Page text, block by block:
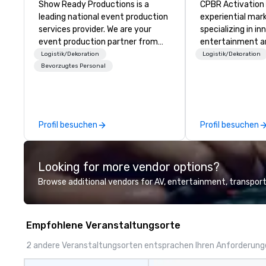
Show Ready Productions is a
leading national event production
services provider. We are your
event production partner from
start to finish. Our team is
dedicated to making sure we
Logistik/Dekoration
Bevorzugtes Personal
Profil besuchen
CPBR Activation
experiential
specializing in
entertainment
brand
From concept to
team thrives on
challenges and
staying ahead
engagement
experiences,
brand moments.
celebration,
Logistik/Dekoration
Profil besuchen
Looking for more vendor options?
Browse additional vendors for AV, entertainment,
Empfohlene Veranstaltungsorte
2 andere Veranstaltungsorten entsprachen Ihren